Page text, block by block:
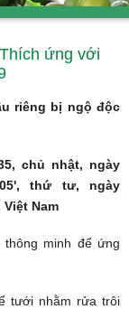
ứng với
riêng bị ngộ độc
chủ nhật, ngày
thứ tư, ngày
Nam
minh để ứng
nhằm rửa trôi